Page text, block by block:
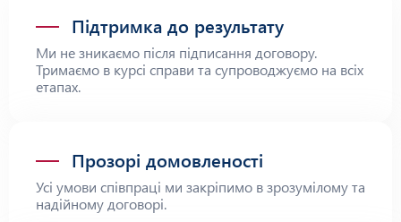
Підтримка до результату
Ми не зникаємо після підписання договору.
Тримаємо в курсі справи та супроводжуємо на всіх
етапах.
Прозорі домовленості
Усі умови співпраці ми закріпимо в зрозумілому та
надійному договорі.